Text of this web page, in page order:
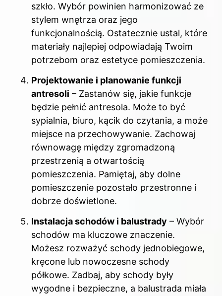
szkło. Wybór powinien harmonizować ze
stylem wnętrza oraz jego
funkcjonalnością. Ostatecznie ustal, które
materiały najlepiej odpowiadają Twoim
potrzebom oraz estetyce pomieszczenia.
Projektowanie i planowanie funkcji
antresoli – Zastanów się, jakie funkcje
będzie pełnić antresola. Może to być
sypialnia, biuro, kącik do czytania, a może
miejsce na przechowywanie. Zachowaj
równowagę między zgromadzoną
przestrzenią a otwartością
pomieszczenia. Pamiętaj, aby dolne
pomieszczenie pozostało przestronne i
dobrze doświetlone.
Instalacja schodów i balustrady – Wybór
schodów ma kluczowe znaczenie.
Możesz rozważyć schody jednobiegowe,
kręcone lub nowoczesne schody
półkowe. Zadbaj, aby schody były
wygodne i bezpieczne, a balustrada miała